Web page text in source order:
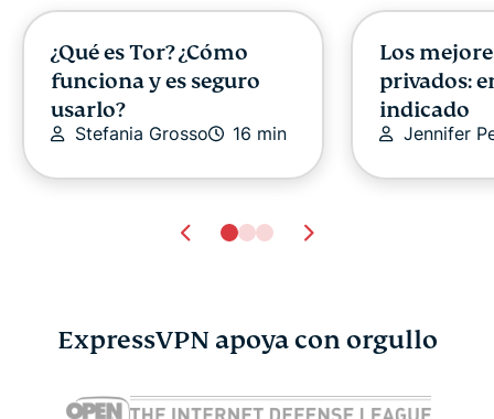
¿Qué es Tor? ¿Cómo
funciona y es seguro
usarlo?
Stefania Grosso 16 min
Los
privados:
indicado
Jennifer
router Wi-Fi y cómo se
Cuestiones
ExpressVPN apoya con orgullo